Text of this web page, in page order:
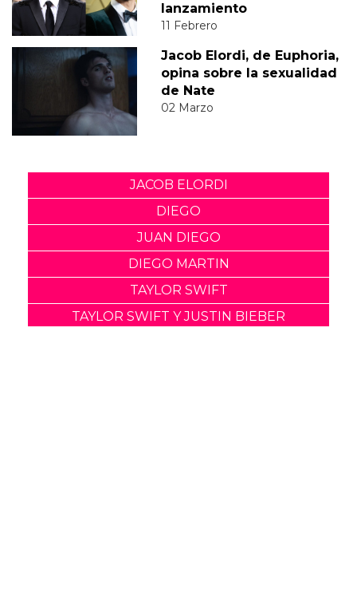
lanzamiento
11 Febrero
Jacob Elordi, de Euphoria,
opina sobre la sexualidad
de Nate
02 Marzo
JACOB ELORDI
DIEGO
JUAN DIEGO
DIEGO MARTIN
TAYLOR SWIFT
TAYLOR SWIFT Y JUSTIN BIEBER